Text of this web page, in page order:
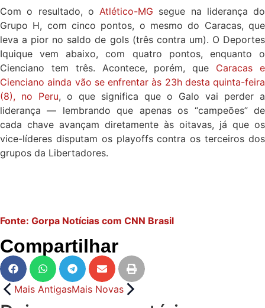
Com o resultado, o Atlético-MG segue na liderança do
Grupo H, com cinco pontos, o mesmo do Caracas, que
leva a pior no saldo de gols (três contra um). O Deportes
Iquique vem abaixo, com quatro pontos, enquanto o
Cienciano tem três. Acontece, porém, que Caracas e
Cienciano ainda vão se enfrentar às 23h desta quinta-feira
(8), no Peru, o que significa que o Galo vai perder a
liderança — lembrando que apenas os “campeões” de
cada chave avançam diretamente às oitavas, já que os
vice-líderes disputam os playoffs contra os terceiros dos
grupos da Libertadores.
Fonte: Gorpa Notícias com CNN Brasil
Compartilhar
Mais AntigasMais Novas